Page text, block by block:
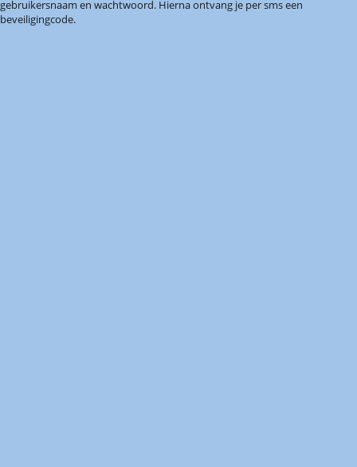
gebruikersnaam en wachtwoord. Hierna ontvang je per sms een
beveiligingcode.